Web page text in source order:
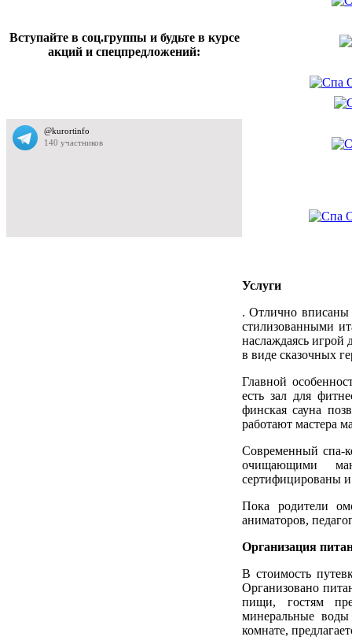
Вступайте в соц.группы и будьте в курсе
акций и спецпредложений:
Услуги
. Отлично вписаны
стилизованными
наслаждаясь игрой
в виде сказочных
Главной
есть зал для
финская сауна
работают мастера
Современный спа-
очищающими
сертифицированы
Пока родители
аниматоров,
Организация
В стоимость
Организовано
пищи, гостям
минеральные
комнате,